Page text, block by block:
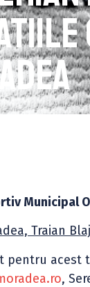
Municipal
Traian
pentru acest
,